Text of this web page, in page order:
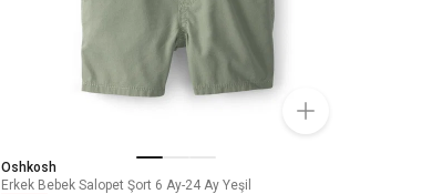
Oshkosh
Erkek Bebek Salopet Şort 6 Ay-24 Ay Yeşil